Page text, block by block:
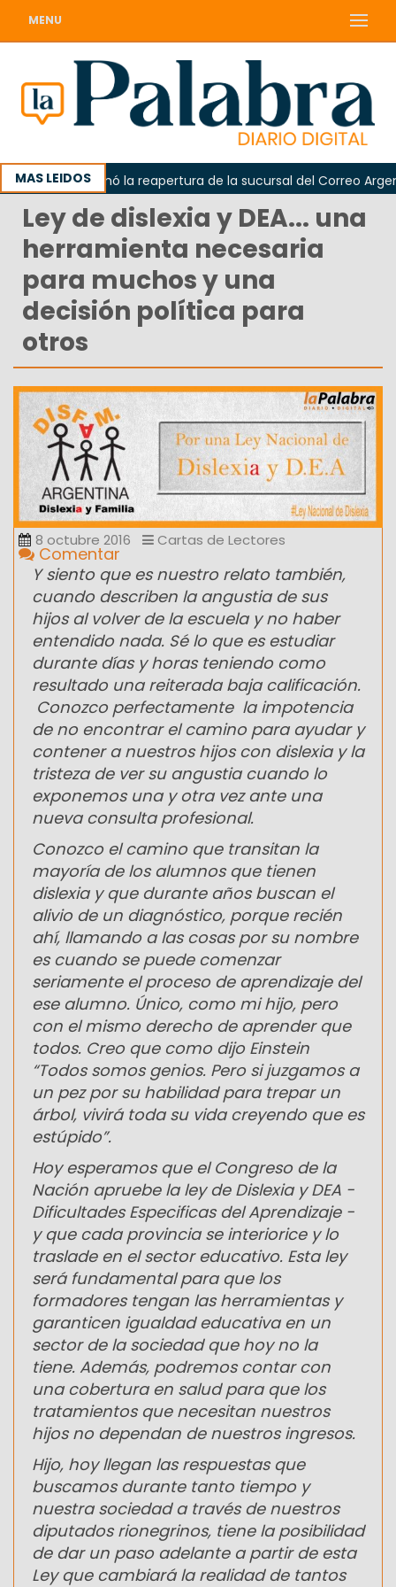
MENU
MAS LEIDOS
reclamó la reapertura de la sucursal del Correo
Ley de dislexia y DEA... una
herramienta necesaria
para muchos y una
decisión política para
otros
8 octubre 2016 Cartas de Lectores
Comentar
Y siento que es nuestro relato también,
cuando describen la angustia de sus
hijos al volver de la escuela y no haber
entendido nada. Sé lo que es estudiar
durante días y horas teniendo como
resultado una reiterada baja calificación.
Conozco perfectamente la impotencia
de no encontrar el camino para ayudar y
contener a nuestros hijos con dislexia y la
tristeza de ver su angustia cuando lo
exponemos una y otra vez ante una
nueva consulta profesional.
Conozco el camino que transitan la
mayoría de los alumnos que tienen
dislexia y que durante años buscan el
alivio de un diagnóstico, porque recién
ahí, llamando a las cosas por su nombre
es cuando se puede comenzar
seriamente el proceso de aprendizaje del
ese alumno. Único, como mi hijo, pero
con el mismo derecho de aprender que
todos. Creo que como dijo Einstein
“Todos somos genios. Pero si juzgamos a
un pez por su habilidad para trepar un
árbol, vivirá toda su vida creyendo que es
estúpido”.
Hoy esperamos que el Congreso de la
Nación apruebe la ley de Dislexia y DEA -
Dificultades Especificas del Aprendizaje -
y que cada provincia se interiorice y lo
traslade en el sector educativo. Esta ley
será fundamental para que los
formadores tengan las herramientas y
garanticen igualdad educativa en un
sector de la sociedad que hoy no la
tiene. Además, podremos contar con
una cobertura en salud para que los
tratamientos que necesitan nuestros
hijos no dependan de nuestros ingresos.
Hijo, hoy llegan las respuestas que
buscamos durante tanto tiempo y
nuestra sociedad a través de nuestros
diputados rionegrinos, tiene la posibilidad
de dar un paso adelante a partir de esta
Ley que cambiará la realidad de tantos